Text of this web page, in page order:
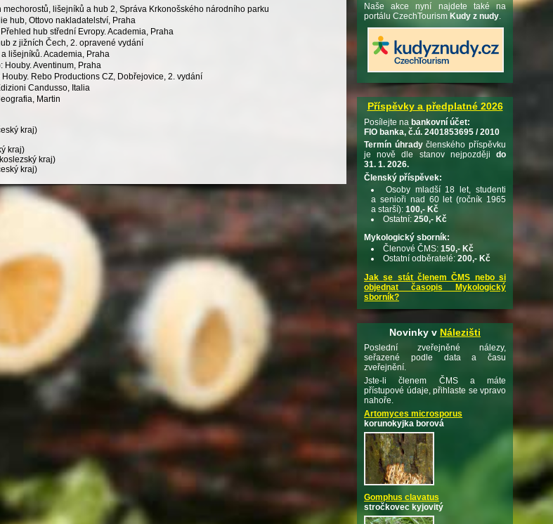
mechorostů, lišejníků a hub 2, Správa Krkonošského národního parku
hub, Ottovo nakladatelství, Praha
hub střední Evropy. Academia, Praha
z jižních Čech, 2. opravené vydání
lišejníků. Academia, Praha
Houby. Aventinum, Praha
Rebo Productions CZ, Dobřejovice, 2. vydání
Candusso, Italia
Martin
kraj)
kraj)
kraj)
kraj)
Naše akce nyní najdete také na
portálu CzechTourism Kudy z nudy
Příspěvky a předplatné 2026
Posílejte na bankovní účet:
FIO banka, č.ú. 2401853695 / 2010
Termín úhradyčlenského příspěvku
je nově dle stanov nejpozději do
31. 1. 2026.
Členský příspěvek:
Osoby mladší 18 let, studenti
a senioři nad 60 let (ročník 1965
a starší): 100,- Kč
Ostatní: 250,- Kč
Mykologický sborník:
Členové ČMS: 150,- Kč
Ostatní odběratelé: 200,- Kč
Jak se stát členem ČMS nebo si
objednat časopis Mykologický
sborník?
Novinky v Nálezišti
Poslední zveřejněné nálezy,
seřazené podle data a času
zveřejnění.
Jste-li členem ČMS a máte
přístupové údaje, přihlaste se vpravo
nahoře.
Artomyces microsporus
korunokyjka borová
Gomphus clavatus
stročkovec kyjovitý